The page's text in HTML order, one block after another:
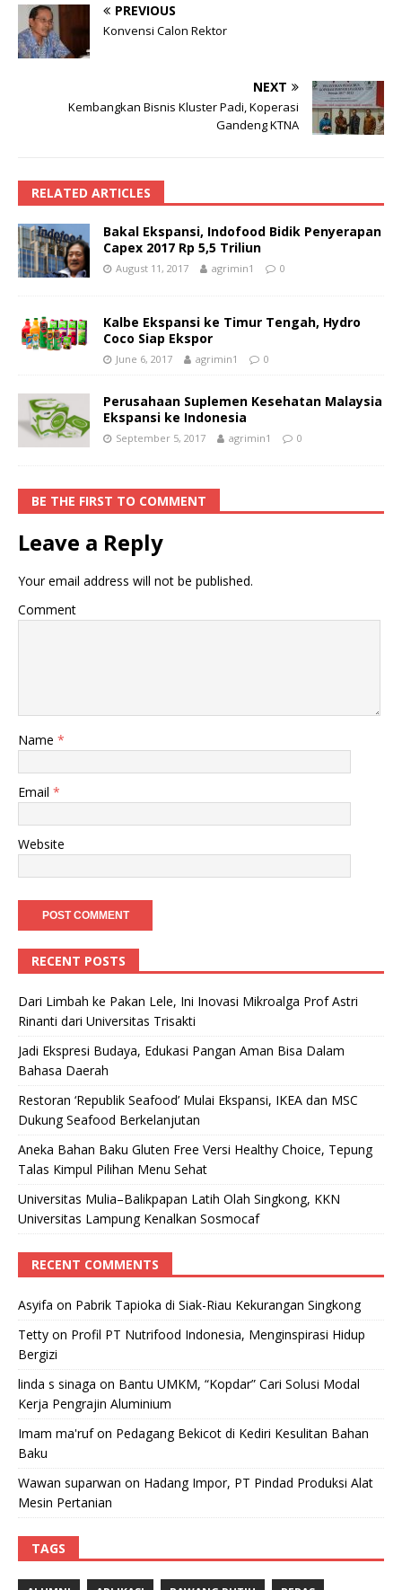
PREVIOUS
Konvensi Calon Rektor
NEXT
Kembangkan Bisnis Kluster Padi, Koperasi
Gandeng KTNA
RELATED ARTICLES
Bakal Ekspansi, Indofood Bidik Penyerapan
Capex 2017 Rp 5,5 Triliun
August 11, 2017 agrimin1 0
Kalbe Ekspansi ke Timur Tengah, Hydro
Coco Siap Ekspor
June 6, 2017 agrimin1 0
Perusahaan Suplemen Kesehatan Malaysia
Ekspansi ke Indonesia
September 5, 2017 agrimin1 0
BE THE FIRST TO COMMENT
Leave a Reply
Your email address will not be published.
Comment
Name *
Email *
Website
RECENT POSTS
Dari Limbah ke Pakan Lele, Ini Inovasi Mikroalga Prof Astri
Rinanti dari Universitas Trisakti
Jadi Ekspresi Budaya, Edukasi Pangan Aman Bisa Dalam
Bahasa Daerah
Restoran ‘Republik Seafood’ Mulai Ekspansi, IKEA dan MSC
Dukung Seafood Berkelanjutan
Aneka Bahan Baku Gluten Free Versi Healthy Choice, Tepung
Talas Kimpul Pilihan Menu Sehat
Universitas Mulia–Balikpapan Latih Olah Singkong, KKN
Universitas Lampung Kenalkan Sosmocaf
RECENT COMMENTS
Asyifa on Pabrik Tapioka di Siak-Riau Kekurangan Singkong
Tetty on Profil PT Nutrifood Indonesia, Menginspirasi Hidup
Bergizi
linda s sinaga on Bantu UMKM, “Kopdar” Cari Solusi Modal
Kerja Pengrajin Aluminium
Imam ma'rufon Pedagang Bekicot di Kediri Kesulitan Bahan
Baku
Wawan suparwan on Hadang Impor, PT Pindad Produksi Alat
Mesin Pertanian
TAGS